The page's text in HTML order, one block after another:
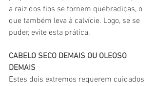
a raiz dos fios se tornem quebradiças, o
que também leva à calvície. Logo, se se
puder, evite esta prática.
CABELO SECO DEMAIS OU OLEOSO
DEMAIS
Estes dois extremos requerem cuidados